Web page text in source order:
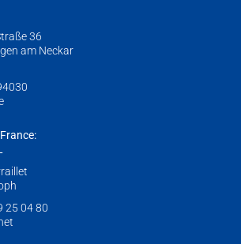
36
am Neckar
25 04 80